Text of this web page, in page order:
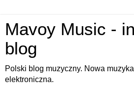
Mavoy Music -
blog
Polski blog muzyczny. Nowa
elektroniczna.